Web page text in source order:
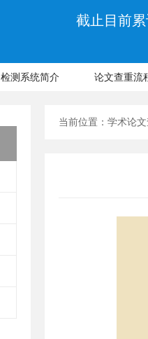
截止目前
检测系统简介 论文查重流
当前位置： 学术论